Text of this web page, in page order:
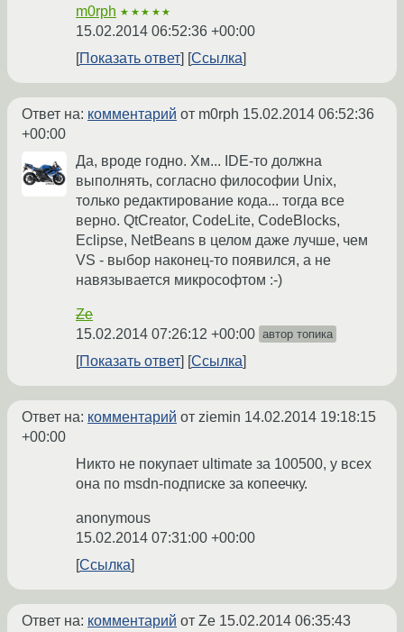
m0rph ★★★★★
15.02.2014 06:52:36 +00:00
Показать ответ
Ссылка
Ответ на: комментарий от m0rph 15.02.2014 06:52:36
+00:00
Да, вроде годно. Хм... IDE-то должна
выполнять, согласно философии Unix,
только редактирование кода... тогда все
верно. QtCreator, CodeLite, CodeBlocks,
Eclipse, NetBeans в целом даже лучше, чем
VS - выбор наконец-то появился, а не
навязывается микрософтом :-)
Ze
15.02.2014 07:26:12 +00:00 автор топика
Показать ответ Ссылка
Ответ на: комментарий от ziemin 14.02.2014 19:18:15
+00:00
Никто не покупает ultimate за 100500, у всех
она по msdn-подписке за копеечку.
anonymous
15.02.2014 07:31:00 +00:00
Ссылка
Ответ на: комментарий от Ze 15.02.2014 06:35:43